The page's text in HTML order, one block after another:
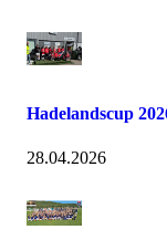
Hadelandscup
28.04.2026